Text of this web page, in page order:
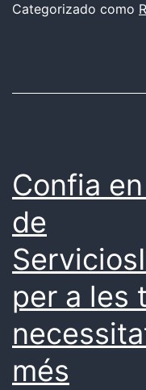
Categorizado como
Confia
de
per a les
més